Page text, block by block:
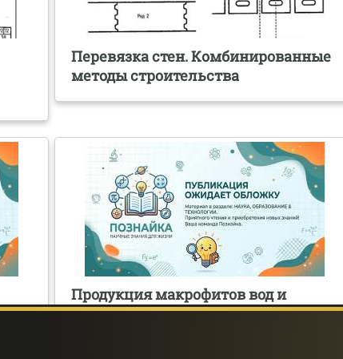
Перевязка стен. Комбинированные
методы строительства
Продукция макрофитов вод и
методы ее изучения